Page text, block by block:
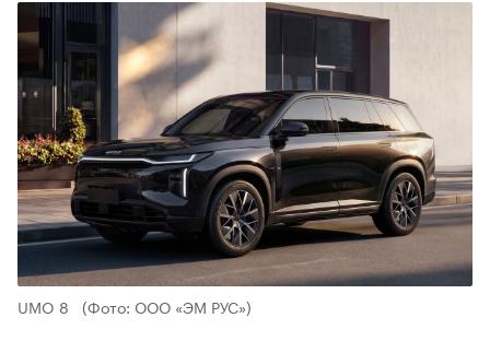
UMO 8 (Фото: ООО «ЭМ РУС»)